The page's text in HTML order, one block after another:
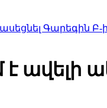
Բ-ի և
ավելի